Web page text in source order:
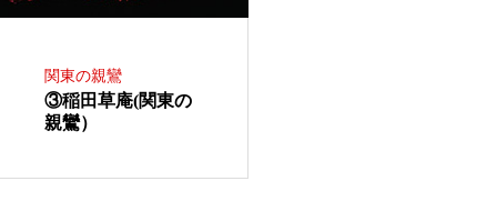
関東の親鸞
③稲田草庵(関東の
親鸞）